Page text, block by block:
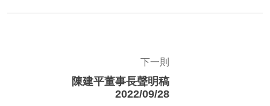
下一則
陳建平董事長聲明稿
2022/09/28